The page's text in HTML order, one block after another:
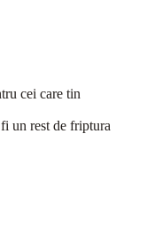
cei care tin
un rest de friptura